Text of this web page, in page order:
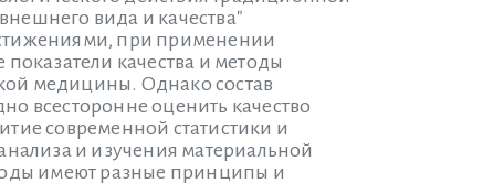
вида и качества"
при применении
качества и методы
медицины. Однако состав
всесторонне оценить качество
современной статистики и
и изучения материальной
имеют разные принципы и